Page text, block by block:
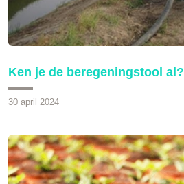
Ken je de beregeningstool al?
30 april 2024